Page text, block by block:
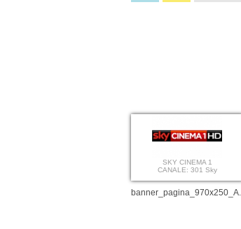
SKY CINEMA 1
CANALE: 301 Sky